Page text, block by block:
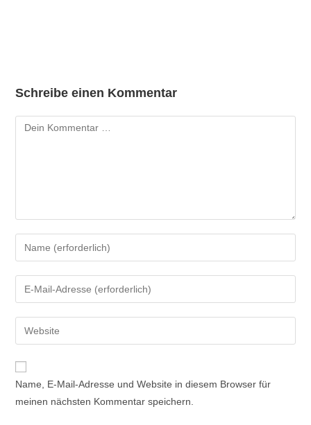
Schreibe einen Kommentar
Kommentar
deinen
Namen
oder
zum
Kommentieren
ein
deine
E-
Mail-
zum
Kommentieren
ein
deine
Website-
Name, E-Mail-Adresse und Website in diesem Browser für
meinen nächsten Kommentar speichern.